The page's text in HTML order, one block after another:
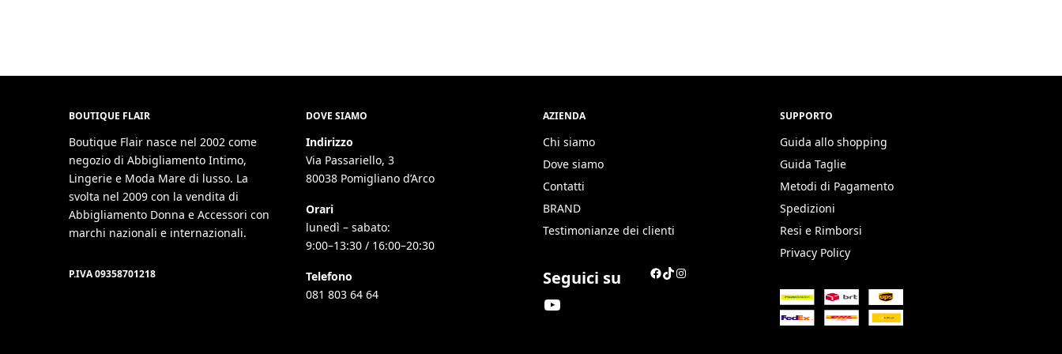
BOUTIQUE FLAIR
Boutique Flair nasce nel 2002 come
negozio di Abbigliamento Intimo,
Lingerie e Moda Mare di lusso. La
svolta nel 2009 con la vendita di
Abbigliamento Donna e Accessori con
marchi nazionali e internazionali.
P.IVA 09358701218
DOVE SIAMO
Indirizzo
Via Passariello, 3
80038 Pomigliano d’Arco
Orari
lunedì – sabato:
9:00–13:30 / 16:00–20:30
Telefono
081 803 64 64
AZIENDA
Chi siamo
Dove siamo
Contatti
BRAND
Testimonianze dei clienti
Seguici su
SUPPORTO
Guida allo shopping
Guida Taglie
Metodi di Pagamento
Spedizioni
Resi e Rimborsi
Privacy Policy